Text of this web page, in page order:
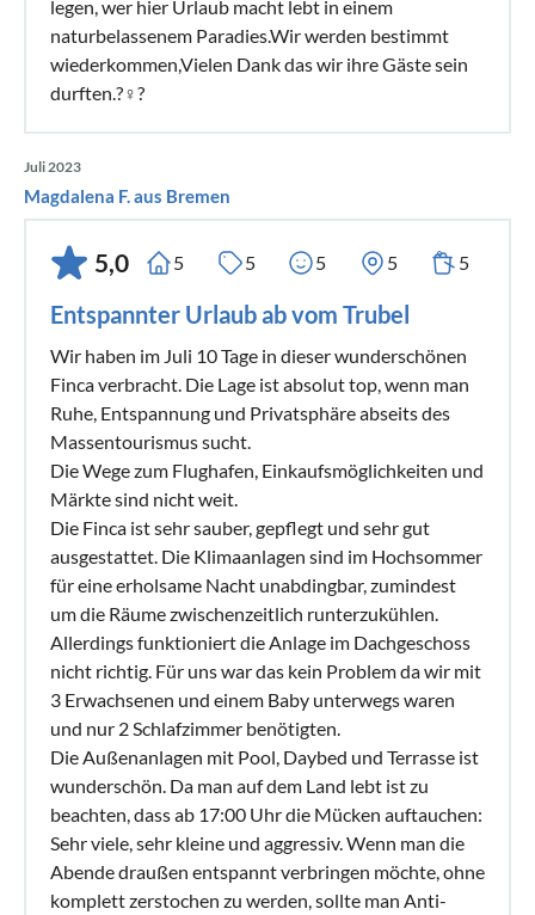
legen, wer hier Urlaub macht lebt in einem
naturbelassenem Paradies.Wir werden bestimmt
wiederkommen,Vielen Dank das wir ihre Gäste sein
durften.?‍♀️?
Juli 2023
Magdalena F. aus Bremen
5,0 5 5 5 5 5
Entspannter Urlaub ab vom Trubel
Wir haben im Juli 10 Tage in dieser wunderschönen
Finca verbracht. Die Lage ist absolut top, wenn man
Ruhe, Entspannung und Privatsphäre abseits des
Massentourismus sucht.
Die Wege zum Flughafen, Einkaufsmöglichkeiten und
Märkte sind nicht weit.
Die Finca ist sehr sauber, gepflegt und sehr gut
ausgestattet. Die Klimaanlagen sind im Hochsommer
für eine erholsame Nacht unabdingbar, zumindest
um die Räume zwischenzeitlich runterzukühlen.
Allerdings funktioniert die Anlage im Dachgeschoss
nicht richtig. Für uns war das kein Problem da wir mit
3 Erwachsenen und einem Baby unterwegs waren
und nur 2 Schlafzimmer benötigten.
Die Außenanlagen mit Pool, Daybed und Terrasse ist
wunderschön. Da man auf dem Land lebt ist zu
beachten, dass ab 17:00 Uhr die Mücken auftauchen:
Sehr viele, sehr kleine und aggressiv. Wenn man die
Abende draußen entspannt verbringen möchte, ohne
komplett zerstochen zu werden, sollte man Anti-